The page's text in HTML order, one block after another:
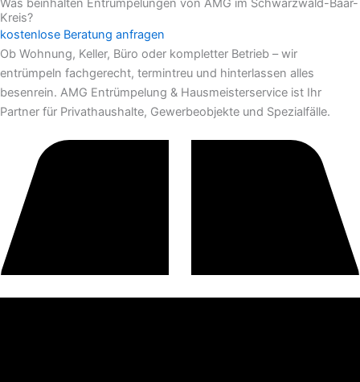
Was beinhalten Entrümpelungen von AMG im Schwarzwald-Baar-
Kreis?
kostenlose Beratung anfragen
Ob Wohnung, Keller, Büro oder kompletter Betrieb – wir
entrümpeln fachgerecht, termintreu und hinterlassen alles
besenrein. AMG Entrümpelung & Hausmeisterservice ist Ihr
Partner für Privathaushalte, Gewerbeobjekte und Spezialfälle.